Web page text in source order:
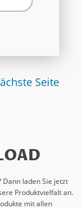
Seite
Dann laden Sie jetzt
Produktvielfalt an.
mit allen